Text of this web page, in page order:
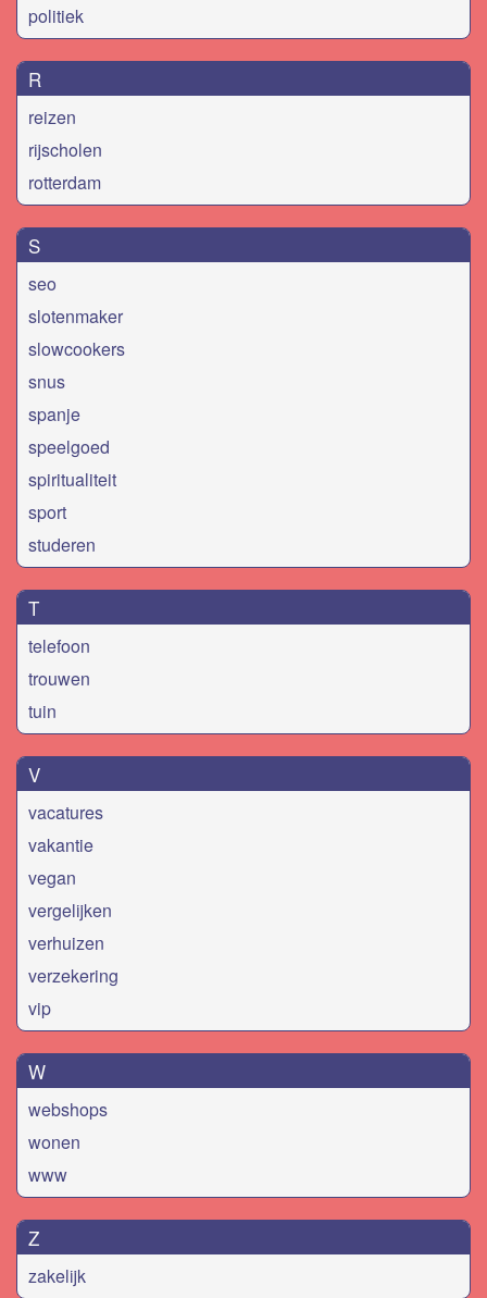
politiek
R
reizen
rijscholen
rotterdam
S
seo
slotenmaker
slowcookers
snus
spanje
speelgoed
spiritualiteit
sport
studeren
T
telefoon
trouwen
tuin
V
vacatures
vakantie
vegan
vergelijken
verhuizen
verzekering
vip
W
webshops
wonen
www
Z
zakelijk